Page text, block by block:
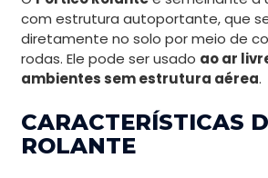
com estrutura autoportante, que
diretamente no solo por meio de
rodas. Ele pode ser usado ao ar
ambientes sem estrutura aérea.
CARACTERÍSTICAS
ROLANTE